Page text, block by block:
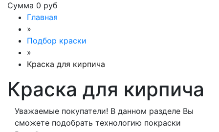
Сумма 0 руб
Главная
»
Подбор краски
»
Краска для кирпича
Краска для кирпича
Уважаемые покупатели! В данном разделе Вы
сможете подобрать технологию покраски